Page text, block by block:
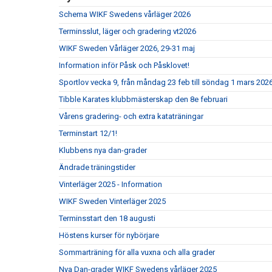
Schema WIKF Swedens vårläger 2026
Terminsslut, läger och gradering vt2026
WIKF Sweden Vårläger 2026, 29-31 maj
Information inför Påsk och Påsklovet!
Sportlov vecka 9, från måndag 23 feb till söndag 1 mars
Tibble Karates klubbmästerskap den 8e februari
Vårens gradering- och extra kataträningar
Terminstart 12/1!
Klubbens nya dan-grader
Ändrade träningstider
Vinterläger 2025 - Information
WIKF Sweden Vinterläger 2025
Terminsstart den 18 augusti
Höstens kurser för nybörjare
Sommarträning för alla vuxna och alla grader
Nya Dan-grader WIKF Swedens vårläger 2025